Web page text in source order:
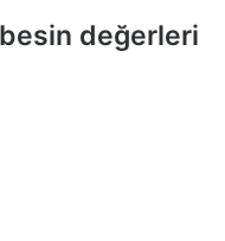
değerleri